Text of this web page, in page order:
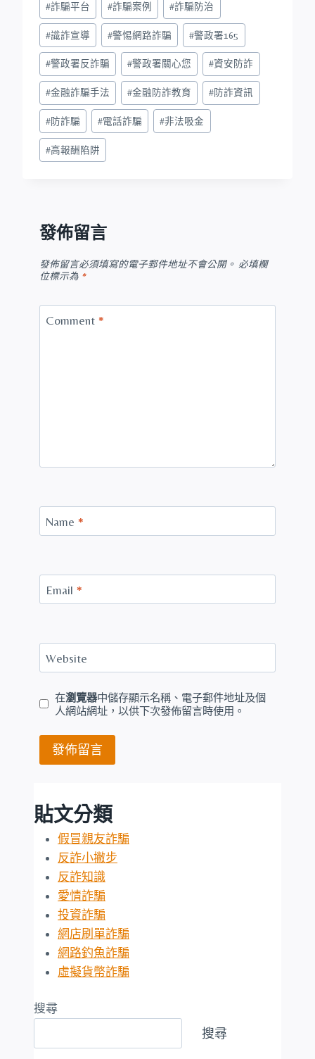
#詐騙平台 #詐騙案例 #詐騙防治
#識詐宣導 #警惕網路詐騙 #警政署165
#警政署反詐騙 #警政署關心您 #資安防詐
#金融詐騙手法 #金融防詐教育 #防詐資訊
#防詐騙 #電話詐騙 #非法吸金
#高報酬陷阱
發佈留言
發佈留言必須填寫的電子郵件地址不會公開。 必填欄
位標示為 *
Comment *
Name *
Email *
Website
在瀏覽器中儲存顯示名稱、電子郵件地址及個
人網站網址，以供下次發佈留言時使用。
貼文分類
假冒親友詐騙
反詐小撇步
反詐知識
愛情詐騙
投資詐騙
網店刷單詐騙
網路釣魚詐騙
虛擬貨幣詐騙
搜尋
搜尋